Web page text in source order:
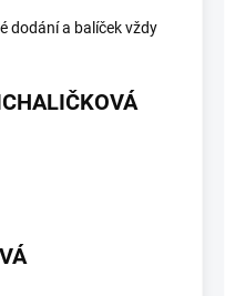
dodání a balíček vždy